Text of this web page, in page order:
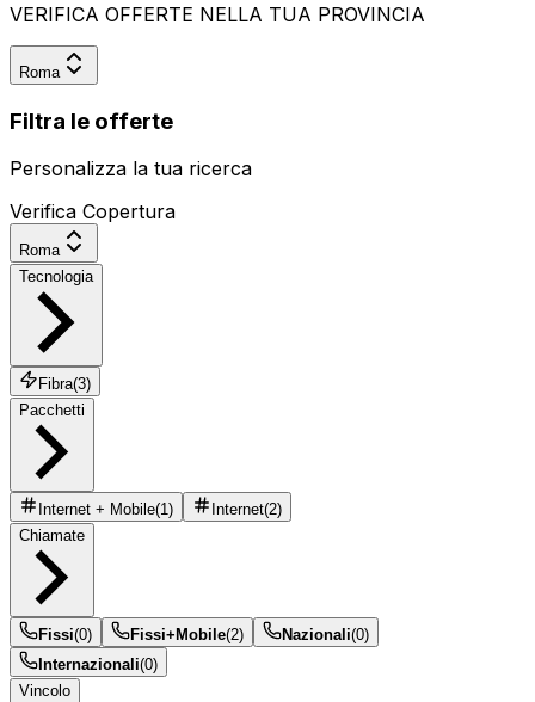
VERIFICA OFFERTE NELLA TUA PROVINCIA
Roma
Filtra le offerte
Personalizza la tua ricerca
Verifica Copertura
Roma
Tecnologia
Fibra(3)
Pacchetti
Internet + Mobile(1) Internet(2)
Chiamate
Fissi(0) Fissi+Mobile(2) Nazionali(0)
Internazionali(0)
Vincolo